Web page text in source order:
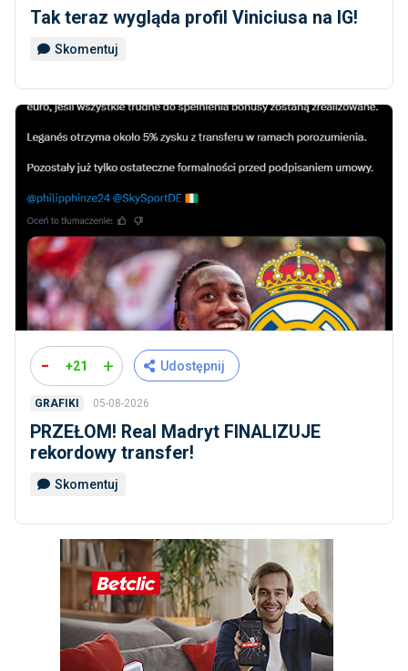
Tak teraz wygląda profil Viniciusa na IG!
Skomentuj
- +21 + Udostępnij
GRAFIKI 05-08-2026
PRZEŁOM! Real Madryt FINALIZUJE
rekordowy transfer!
Skomentuj